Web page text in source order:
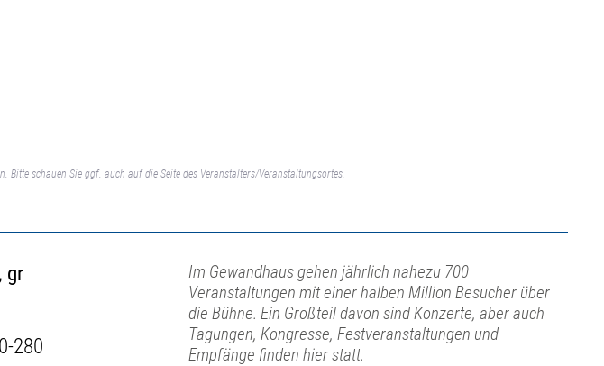
schauen Sie ggf. auch auf die Seite des Veranstalters/Veranstaltungsortes.
gr
280
Im Gewandhaus gehen jährlich nahezu 700
Veranstaltungen mit einer halben Million Besucher über
die Bühne. Ein Großteil davon sind Konzerte, aber auch
Tagungen, Kongresse, Festveranstaltungen und
Empfänge finden hier statt.